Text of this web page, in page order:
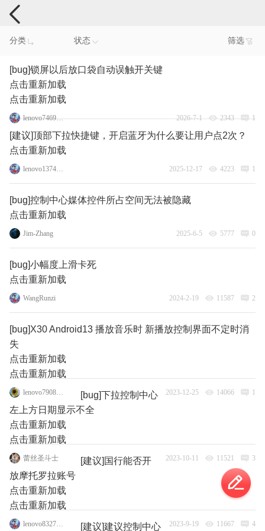
手机反馈
分类 状态 筛选
[bug]锁屏以后放口袋自动误触开关键
点击重新加载
点击重新加载
lenovo74690826 2026-7-1 2343 1
[建议]顶部下拉快捷键，开启蓝牙为什么要让用户点2次？
点击重新加载
lenovo137475098 2025-12-17 4223 1
[bug]控制中心媒体控件所占空间无法被隐藏
点击重新加载
Jim-Zhang 2025-6-5 5777 0
[bug]小幅度上滑卡死
点击重新加载
WangRunzi 2024-2-19 11587 2
[bug]X30 Android13 播放音乐时 新播放控制界面不定时消
失
点击重新加载
点击重新加载
lenovo79088135 2023-12-25 14066 1
[bug]下拉控制中心
左上方日期显示不全
点击重新加载
点击重新加载
蕾丝圣斗士 2023-10-11 11521 3
[建议]国行能否开
放摩托罗拉账号
点击重新加载
点击重新加载
lenovo83273770 2023-9-19 11667 4
[建议]建议控制中心